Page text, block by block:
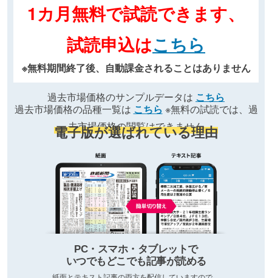
1カ月無料で試読できます、
試読申込はこちら
※無料期間終了後、自動課金されることはありません
過去市場価格のサンプルデータは こちら
過去市場価格の品種一覧は こちら ※無料の試読では、過
去市場価格の閲覧はできません
電子版が選ばれている理由
PC・スマホ・タブレットで
いつでもどこでも記事が読める